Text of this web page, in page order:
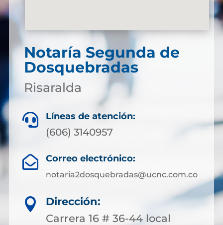
Notaría Segunda de
Dosquebradas
Risaralda
 Líneas de atención:
(606) 3140957
 Correo electrónico:
notaria2dosquebradas@ucnc.com.co

Dirección:
Carrera 16 # 36-44 local